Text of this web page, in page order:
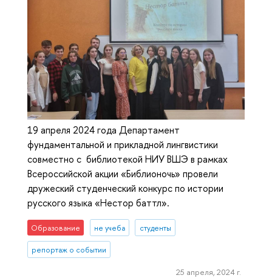
19 апреля 2024 года Департамент
фундаментальной и прикладной лингвистики
совместно с библиотекой НИУ ВШЭ в рамках
Всероссийской акции «Библионочь» провели
дружеский студенческий конкурс по истории
русского языка «Нестор баттл».
Образование не учеба студенты
репортаж о событии
25 апреля, 2024 г.